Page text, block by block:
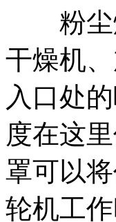
粉尘爆
干燥机
入口处
度在这
罩可以
轮机工